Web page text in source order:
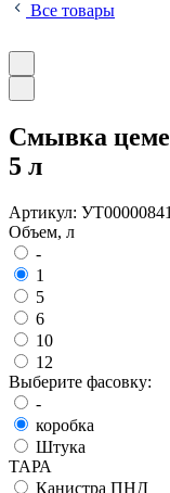
Все товары
Смывка
5 л
Артикул:
Объем, л
-
1
5
6
10
12
Выберите фасовку:
-
коробка
Штука
ТАРА
Канистра ПНД